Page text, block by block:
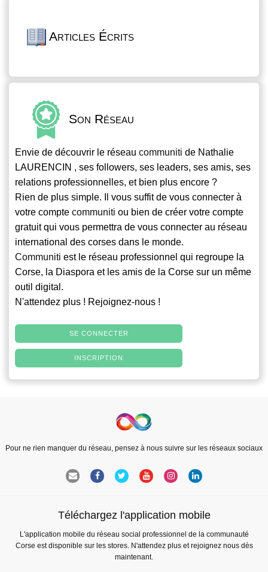
Articles Écrits
Son Réseau
Envie de découvrir le réseau communiti de Nathalie
LAURENCIN , ses followers, ses leaders, ses amis, ses
relations professionnelles, et bien plus encore ?
Rien de plus simple. Il vous suffit de vous connecter à
votre compte communiti ou bien de créer votre compte
gratuit qui vous permettra de vous connecter au réseau
international des corses dans le monde.
Communiti est le réseau professionnel qui regroupe la
Corse, la Diaspora et les amis de la Corse sur un même
outil digital.
N'attendez plus ! Rejoignez-nous !
SE CONNECTER
INSCRIPTION
Pour ne rien manquer du réseau, pensez à nous suivre sur les réseaux sociaux
Téléchargez l'application mobile
L'application mobile du réseau social professionnel de la communauté
Corse est disponible sur les stores. N'attendez plus et rejoignez nous dès
maintenant.